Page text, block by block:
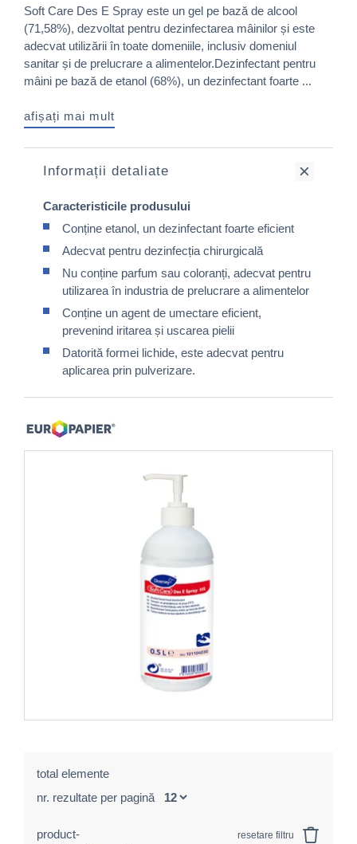
Soft Care Des E Spray este un gel pe bază de alcool
(71,58%), dezvoltat pentru dezinfectarea mâinilor și este
adecvat utilizării în toate domeniile, inclusiv domeniul
sanitar și de prelucrare a alimentelor.Dezinfectant pentru
mâini pe bază de etanol (68%), un dezinfectant foarte ...
afișați mai mult
Informații detaliate
Caracteristicile produsului
Conține etanol, un dezinfectant foarte eficient
Adecvat pentru dezinfecția chirurgicală
Nu conține parfum sau coloranți, adecvat pentru
utilizarea în industria de prelucrare a alimentelor
Conține un agent de umectare eficient,
prevenind iritarea și uscarea pielii
Datorită formei lichide, este adecvat pentru
aplicarea prin pulverizare.
total elemente
nr. rezultate per pagină
product-
resetare filtru